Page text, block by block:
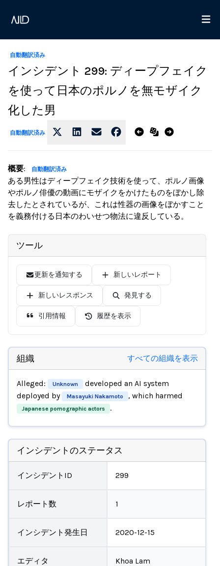
自動翻訳済み
インシデント 299: ディープフェイク
を使って日本のポルノを無モザイク
化した男
自動翻訳済み
概要: 自動翻訳済み
ある男性はディープフェイク技術を使って、ポルノ画像
やポルノ俳優の動画にモザイクをかけたものをぼかし除
去したとされているが、これは性器の画像をぼかすこと
を義務付ける日本のわいせつ物法に違反している。
ツール
更新を通知する 新しいレポート
新しいレスポンス 発見する
引用情報 履歴を表示
組織 すべての組織を表示
Alleged: Unknown
developed an AI system
deployed by
Masayuki Nakamoto , which harmed
Japanese pornographic actors .
インシデントのステータス
インシデントID 299
レポート数 1
インシデント発生日 2020-12-15
エディタ Khoa Lam